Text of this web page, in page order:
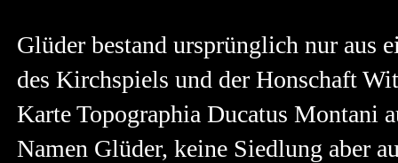
Glüder bestand ursprünglich nur aus
des Kirchspiels und der Honschaft
Karte Topographia Ducatus Montani
Namen Glüder, keine Siedlung aber